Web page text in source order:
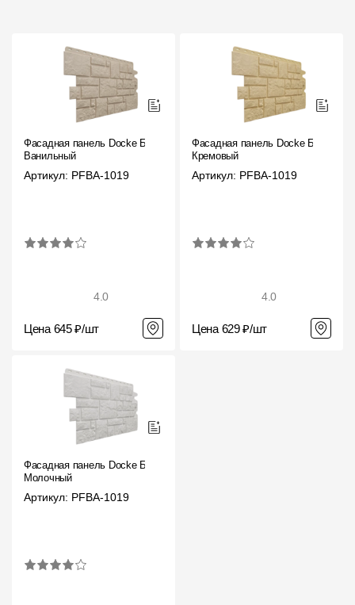
Фасадная панель Docke Бург
Ванильный
Артикул: PFBA-1019
4.0
Цена 645 ₽/шт
Фасадная панель Docke Бург
Кремовый
Артикул: PFBA-1019
4.0
Цена 629 ₽/шт
Фасадная панель Docke Бург
Молочный
Артикул: PFBA-1019